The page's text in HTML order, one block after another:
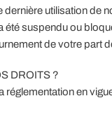
dernière utilisation de
été suspendu ou
de votre part
DROITS ?
réglementation en